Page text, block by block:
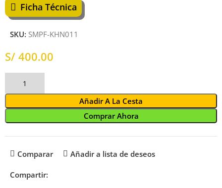
Ficha Técnica
SKU: SMPF-KHN011
S/
Añadir A La Cesta
Comprar Ahora
Comparar Añadir a lista de deseos
Compartir: